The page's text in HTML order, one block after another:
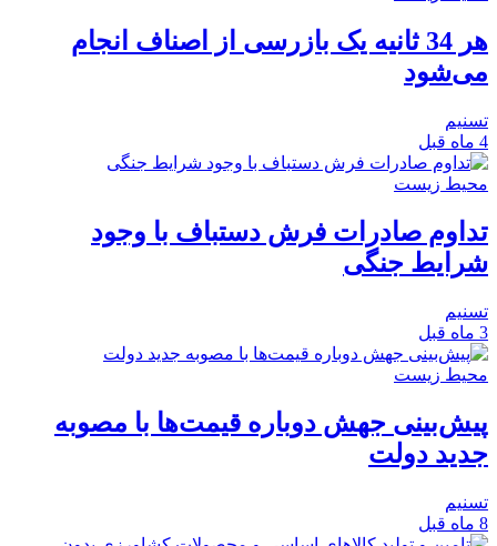
هر 34 ثانیه یک بازرسی از اصناف انجام
می‌شود
تسنیم
4 ماه قبل
محیط زیست
تداوم صادرات فرش دستباف با وجود
شرایط جنگی
تسنیم
3 ماه قبل
محیط زیست
پیش‌بینی جهش دوباره قیمت‌ها با مصوبه
جدید دولت
تسنیم
8 ماه قبل